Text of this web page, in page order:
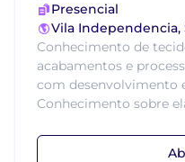
Presencial
Vila Independencia,
Conhecimento de
acabamentos e
com desenvolvimento
Conhecimento sobre